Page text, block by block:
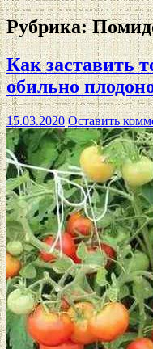
Рубрика:
Как заставить
обильно
15.03.2020 Оставить